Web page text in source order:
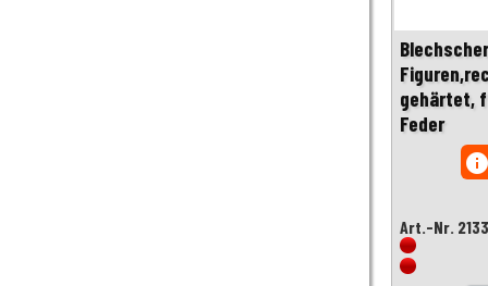
gehärtet,
Feder
Art.-Nr.